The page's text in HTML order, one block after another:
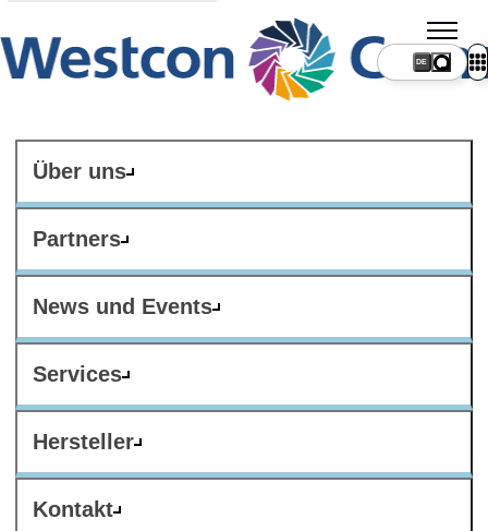
Über uns
Partners
News und Events
Services
Hersteller
Kontakt
DE